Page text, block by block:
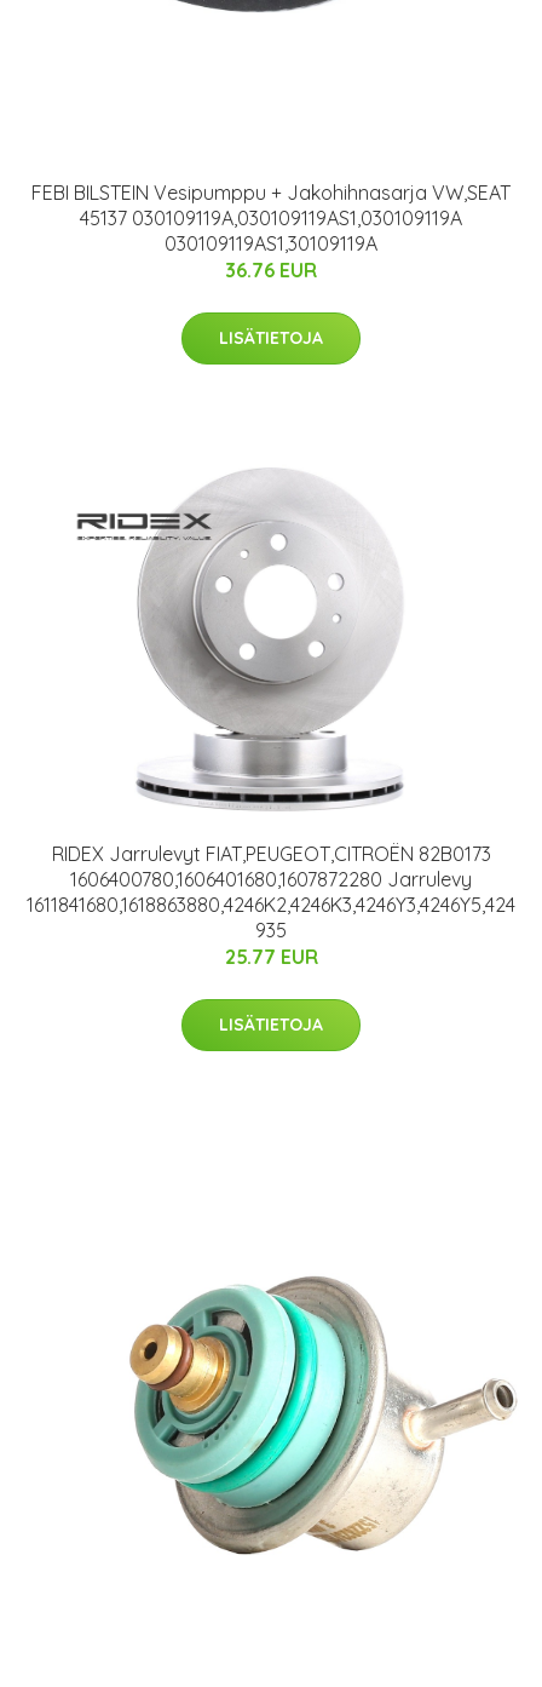
FEBI BILSTEIN Vesipumppu + Jakohihnasarja VW,SEAT
45137 030109119A,030109119AS1,030109119A
030109119AS1,30109119A
36.76 EUR
LISÄTIETOJA
RIDEX Jarrulevyt FIAT,PEUGEOT,CITROËN 82B0173
1606400780,1606401680,1607872280 Jarrulevy
1611841680,1618863880,4246K2,4246K3,4246Y3,4246Y5,424
935
25.77 EUR
LISÄTIETOJA